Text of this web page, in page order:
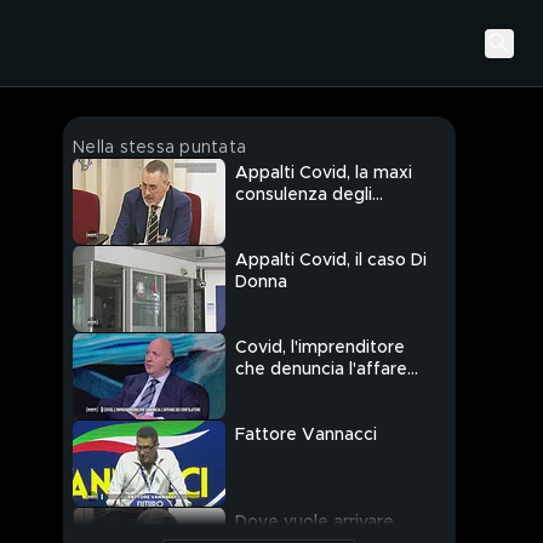
Nella stessa puntata
Appalti Covid, la maxi
consulenza degli
Appalti Covid, il caso Di
Donna
Covid, l'imprenditore
che denuncia l'affare
Fattore Vannacci
Dove vuole arrivare